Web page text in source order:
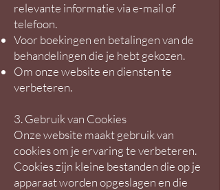
relevante informatie via e-mail of
telefoon.
Voor boekingen en betalingen van de
behandelingen die je hebt gekozen.
Om onze website en diensten te
verbeteren.
3. Gebruik van Cookies
Onze website maakt gebruik van
cookies om je ervaring te verbeteren.
Cookies zijn kleine bestanden die op je
apparaat worden opgeslagen en die